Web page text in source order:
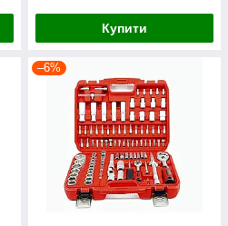
Купити
–6%